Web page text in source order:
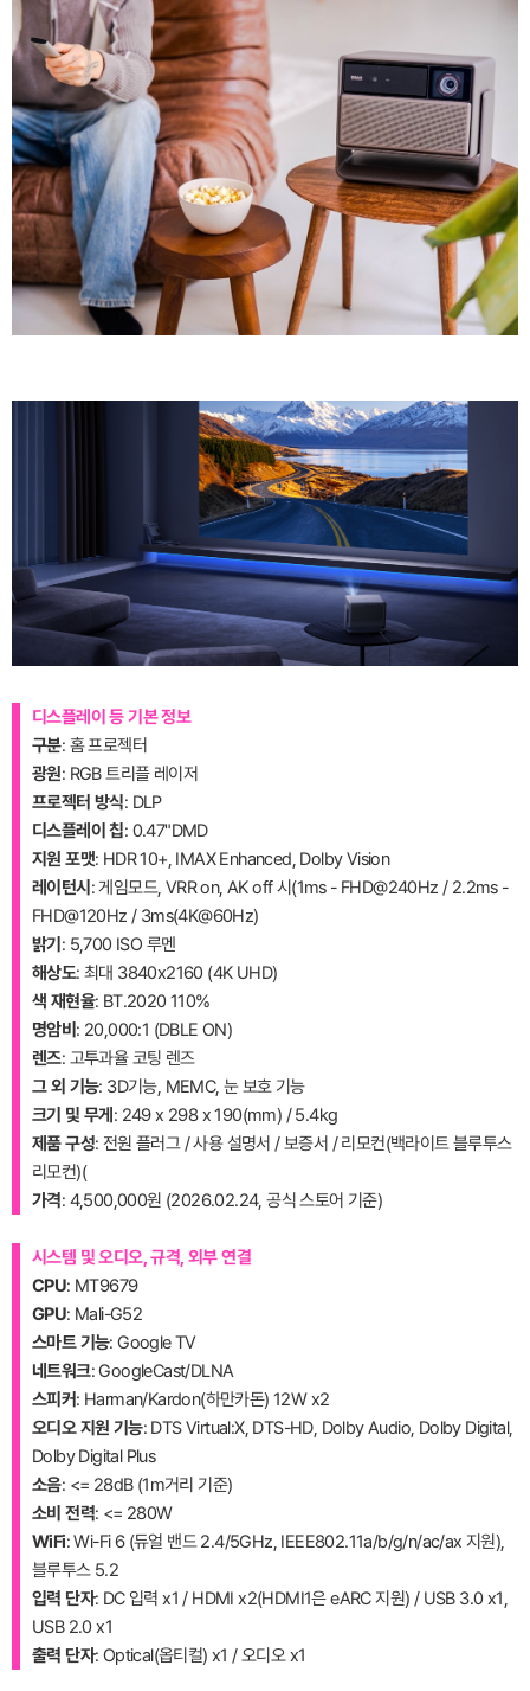
디스플레이 등 기본 정보
구분: 홈 프로젝터
광원: RGB 트리플 레이저
프로젝터 방식: DLP
디스플레이 칩: 0.47"DMD
지원 포맷: HDR 10+, IMAX Enhanced, Dolby Vision
레이턴시 : 게임모드, VRR on, AK off 시(1ms - FHD@240Hz / 2.2ms -
FHD@120Hz / 3ms(4K@60Hz)
밝기 : 5,700 ISO 루멘
해상도: 최대 3840x2160 (4K UHD)
색 재현율: BT.2020 110%
명암비 : 20,000:1 (DBLE ON)
렌즈: 고투과율 코팅 렌즈
그 외 기능: 3D기능, MEMC, 눈 보호 기능
크기 및 무게 : 249 x 298 x 190(mm) / 5.4kg
제품 구성: 전원 플러그 / 사용 설명서 / 보증서 / 리모컨(백라이트 블루투스
리모컨)(
가격: 4,500,000원 (2026.02.24, 공식 스토어 기준)
시스템 및 오디오, 규격, 외부 연결
CPU: MT9679
GPU: Mali-G52
스마트 기능: Google TV
네트워크: GoogleCast/DLNA
스피커: Harman/Kardon(하만카돈) 12W x2
오디오 지원 기능: DTS Virtual:X, DTS-HD, Dolby Audio, Dolby Digital,
Dolby Digital Plus
소음: <= 28dB (1m거리 기준)
소비 전력: <= 280W
WiFi: Wi-Fi 6 (듀얼 밴드 2.4/5GHz, IEEE802.11a/b/g/n/ac/ax 지원),
블루투스 5.2
입력 단자: DC 입력 x1 / HDMI x2(HDMI1은 eARC 지원) / USB 3.0 x1,
USB 2.0 x1
출력 단자: Optical(옵티컬) x1 / 오디오 x1